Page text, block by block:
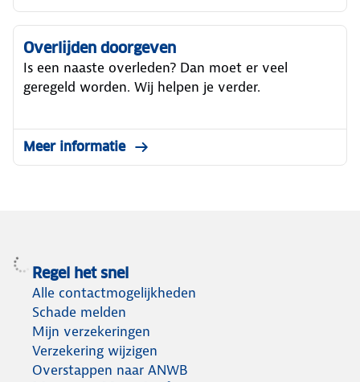
Overlijden doorgeven
Is een naaste overleden? Dan moet er veel
geregeld worden. Wij helpen je verder.
Meer informatie
Regel het snel
Alle contactmogelijkheden
Schade melden
Mijn verzekeringen
Verzekering wijzigen
Overstappen naar ANWB